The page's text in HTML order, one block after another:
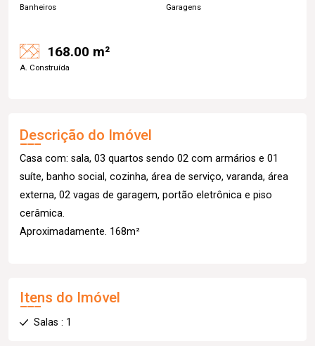
Banheiros Garagens
168.00 m²
A. Construída
Descrição do Imóvel
Casa com: sala, 03 quartos sendo 02 com armários e 01
suíte, banho social, cozinha, área de serviço, varanda, área
externa, 02 vagas de garagem, portão eletrônica e piso
cerâmica.
Aproximadamente. 168m²
Itens do Imóvel
Salas : 1